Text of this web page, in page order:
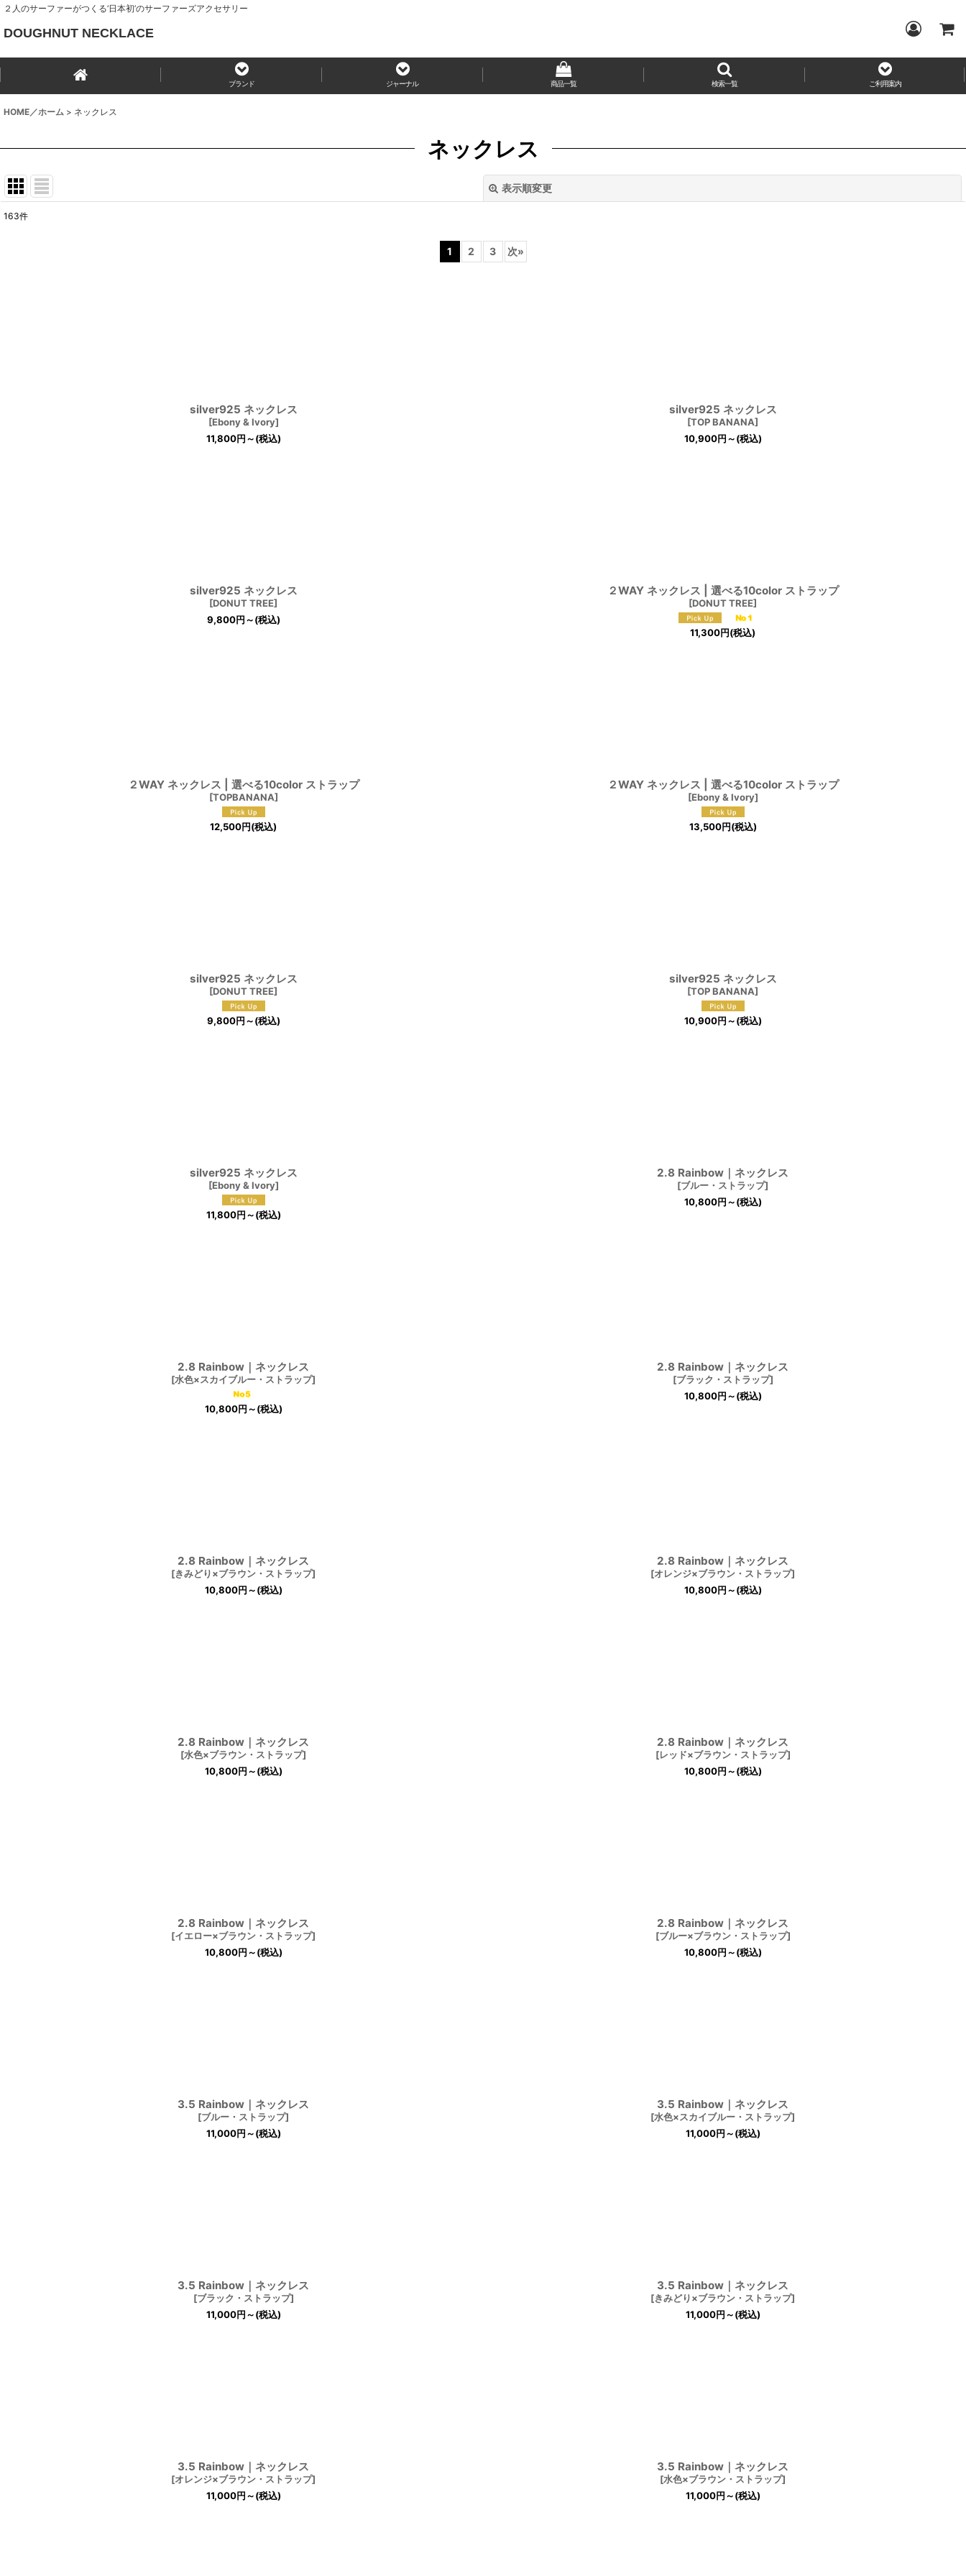
２人のサーファーがつくる‘日本初’のサーファーズアクセサリー
DOUGHNUT NECKLACE
ブランド ジャーナル 商品一覧 検索一覧 ご利用案内
HOME／ホーム > ネックレス
ネックレス
表示順変更
163件
1 2 3 次»
silver925 ネックレス
[Ebony & Ivory]
11,800円～(税込)
silver925 ネックレス
[TOP BANANA]
10,900円～(税込)
silver925 ネックレス
[DONUT TREE]
9,800円～(税込)
２WAY ネックレス | 選べる10color ストラップ
[DONUT TREE]
11,300円(税込)
２WAY ネックレス | 選べる10color ストラップ
[TOPBANANA]
12,500円(税込)
２WAY ネックレス | 選べる10color ストラップ
[Ebony & Ivory]
13,500円(税込)
silver925 ネックレス
[DONUT TREE]
9,800円～(税込)
silver925 ネックレス
[TOP BANANA]
10,900円～(税込)
silver925 ネックレス
[Ebony & Ivory]
11,800円～(税込)
2.8 Rainbow｜ネックレス
[ブルー・ストラップ]
10,800円～(税込)
2.8 Rainbow｜ネックレス
[水色×スカイブルー・ストラップ]
10,800円～(税込)
2.8 Rainbow｜ネックレス
[ブラック・ストラップ]
10,800円～(税込)
2.8 Rainbow｜ネックレス
[きみどり×ブラウン・ストラップ]
10,800円～(税込)
2.8 Rainbow｜ネックレス
[オレンジ×ブラウン・ストラップ]
10,800円～(税込)
2.8 Rainbow｜ネックレス
[水色×ブラウン・ストラップ]
10,800円～(税込)
2.8 Rainbow｜ネックレス
[レッド×ブラウン・ストラップ]
10,800円～(税込)
2.8 Rainbow｜ネックレス
[イエロー×ブラウン・ストラップ]
10,800円～(税込)
2.8 Rainbow｜ネックレス
[ブルー×ブラウン・ストラップ]
10,800円～(税込)
3.5 Rainbow｜ネックレス
[ブルー・ストラップ]
11,000円～(税込)
3.5 Rainbow｜ネックレス
[水色×スカイブルー・ストラップ]
11,000円～(税込)
3.5 Rainbow｜ネックレス
[ブラック・ストラップ]
11,000円～(税込)
3.5 Rainbow｜ネックレス
[きみどり×ブラウン・ストラップ]
11,000円～(税込)
3.5 Rainbow｜ネックレス
[オレンジ×ブラウン・ストラップ]
11,000円～(税込)
3.5 Rainbow｜ネックレス
[水色×ブラウン・ストラップ]
11,000円～(税込)